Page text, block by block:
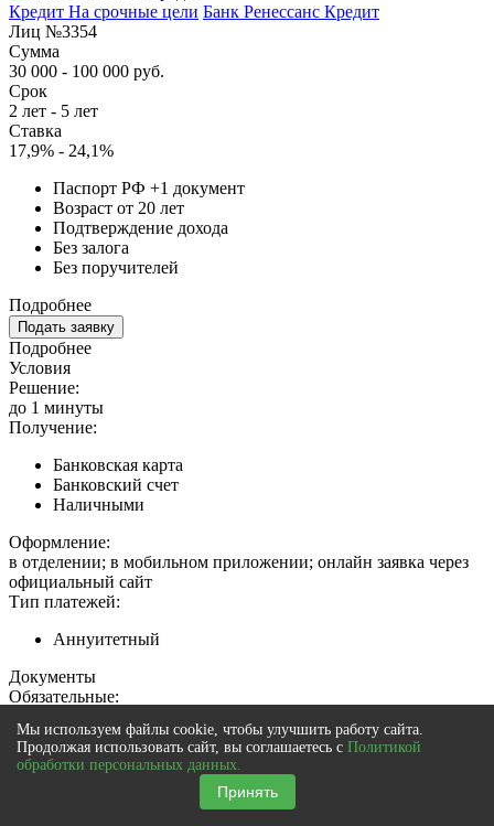
Кредит На срочные цели Банк Ренессанс Кредит
Лиц №3354
Сумма
30 000 - 100 000 руб.
Срок
2 лет - 5 лет
Ставка
17,9% - 24,1%
Паспорт РФ +1 документ
Возраст от 20 лет
Подтверждение дохода
Без залога
Без поручителей
Подробнее
Подать заявку
Подробнее
Условия
Решение:
до 1 минуты
Получение:
Банковская карта
Банковский счет
Наличными
Оформление:
в отделении; в мобильном приложении; онлайн заявка через
официальный сайт
Тип платежей:
Аннуитетный
Документы
Обязательные:
Паспорт РФ
Заграничный паспорт
ИНН
Водительское удостоверение
Мы используем файлы cookie, чтобы улучшить работу сайта.
Продолжая использовать сайт, вы соглашаетесь с Политикой
обработки персональных данных.
Принять